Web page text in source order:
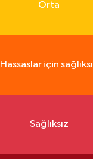
Orta
Hassaslar için
Sağlıksız